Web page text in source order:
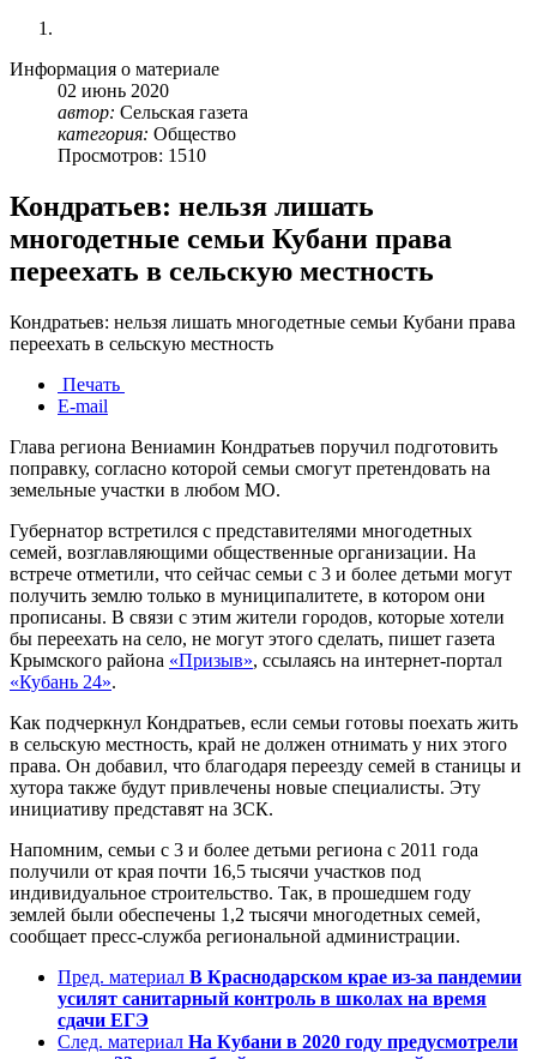
Информация о материале
02 июнь 2020
автор: Сельская газета
категория: Общество
Просмотров: 1510
Кондратьев: нельзя лишать
многодетные семьи Кубани права
переехать в сельскую местность
Кондратьев: нельзя лишать многодетные семьи Кубани права
переехать в сельскую местность
Печать
E-mail
Глава региона Вениамин Кондратьев поручил подготовить
поправку, согласно которой семьи смогут претендовать на
земельные участки в любом МО.
Губернатор встретился с представителями многодетных
семей, возглавляющими общественные организации. На
встрече отметили, что сейчас семьи с 3 и более детьми могут
получить землю только в муниципалитете, в котором они
прописаны. В связи с этим жители городов, которые хотели
бы переехать на село, не могут этого сделать, пишет газета
Крымского района «Призыв», ссылаясь на интернет-портал
«Кубань 24».
Как подчеркнул Кондратьев, если семьи готовы поехать жить
в сельскую местность, край не должен отнимать у них этого
права. Он добавил, что благодаря переезду семей в станицы и
хутора также будут привлечены новые специалисты. Эту
инициативу представят на ЗСК.
Напомним, семьи с 3 и более детьми региона с 2011 года
получили от края почти 16,5 тысячи участков под
индивидуальное строительство. Так, в прошедшем году
землей были обеспечены 1,2 тысячи многодетных семей,
сообщает пресс-служба региональной администрации.
Пред. материал В Краснодарском крае из-за пандемии
усилят санитарный контроль в школах на время
сдачи ЕГЭ
След. материал На Кубани в 2020 году предусмотрели